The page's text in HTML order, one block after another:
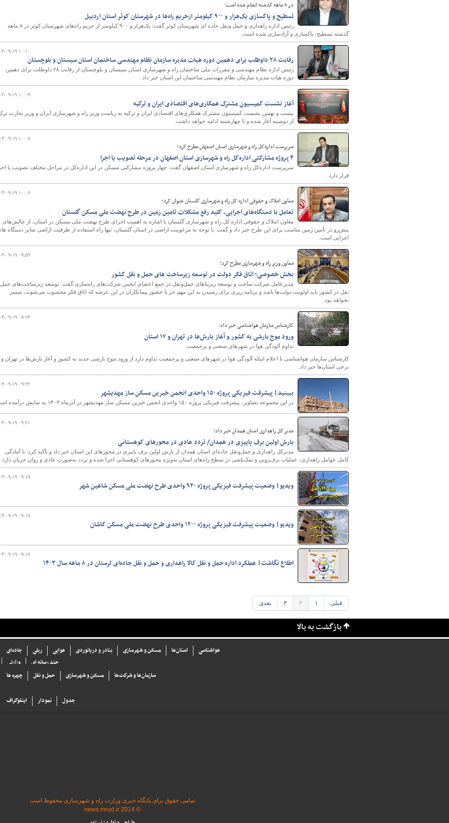
در ۸ ماهه گذشته انجام شده است:
تسطیح و پاکسازی یک‌هزار و ۹۰۰ کیلومتر ازحریم راه‌ها در شهرستان کوثر استان اردبیل
رئیس اداره راهداری و حمل ونقل جاده ای شهرستان کوثر گفت: یک‌هزار و ۹۰۰ کیلومتر از حریم راه‌های شهرستان کوثر در ۸ ماهه
گذشته تسطیح، پاکسازی و آزادسازی شده است.
۱۴۰۳-۰۹-۱۹
رقابت ۲۸ داوطلب برای دهمین دوره هیات مدیره سازمان نظام مهندسی ساختمان استان سیستان و بلوچستان
رئیس اداره نظام مهندسی و مقررات ملی ساختمان راه و شهرسازی استان سیستان و بلوچستان از رقابت ۲۸ داوطلب برای دهمین
دوره هیات مدیره سازمان نظام مهندسی ساختمان این استان خبر داد.
۱۴۰۳-۰۹-۱۹
آغاز نشست کمیسیون مشترک همکاری‌های اقتصادی ایران و ترکیه
بیست و نهمین نشست کمیسیون مشترک همکاری‌های اقتصادی ایران و ترکیه به ریاست وزیر راه و شهرسازی ایران و وزیر تجارت
از دوشنبه آغاز شده و تا چهارشنبه ادامه خواهد داشت.
۱۴۰۳-۰۹-۱۹
سرپرست اداره‌کل راه و شهرسازی استان اصفهان مطرح کرد؛
۴ پروژه مشارکتی اداره‌کل راه و شهرسازی استان اصفهان در مرحله تصویب یا اجرا
سرپرست اداره‌کل راه و شهرسازی استان اصفهان گفت: چهار پروژه مشارکتی مسکن در این اداره‌کل در مراحل مختلف تصویب یا
قرار دارد.
۱۴۰۳-۰۹-۱۹
معاون املاک و حقوقی اداره کل راه و شهرسازی گلستان عنوان کرد؛
تعامل با دستگاه‌های اجرایی، کلید رفع مشکلات تامین زمین در طرح نهضت ملی مسکن گلستان
معاون املاک و حقوقی اداره کل راه و شهرسازی گلستان با اشاره به اهمیت اجرای طرح نهضت ملی مسکن در استان، از چالش‌های
پیش‌رو در تأمین زمین مناسب برای این طرح خبر داد و گفت: با توجه به مرغوبیت اراضی در استان گلستان، تنها راه استفاده از ظرفیت اراضی سایر دستگاه
اجرایی است.
۱۴۰۳-۰۹-۱۹
معاون وزیر راه و شهرسازی مطرح کرد؛
بخش خصوصی؛ اتاق فکر دولت در توسعه زیرساخت های حمل و نقل کشور
مدیرعامل شرکت ساخت و توسعه زیربناهای حمل‌ونقل در جمع اعضای انجمن شرکت‌های راه‌سازی گفت: توسعه زیرساخت‌های حمل
نقل در کشور باید اولویت دولت‌ها باشد و برنامه ریزی برای رسیدن به این مهم جز با حضور پیمانکاران در این عرصه که اتاق فکر محسوب می‌شوند، میسر
نخواهد بود.
۱۴۰۳-۰۹-۱۹
کارشناس سازمان هواشناسی خبر داد:
ورود موج بارشی به کشور و آغاز بارش‌ها در تهران و ۱۷ استان
تداوم آلودگی هوا در شهرهای صنعتی و پرجمعیت
کارشناس سازمان هواشناسی با اعلام اینکه آلودگی هوا در شهرهای صنعتی و پرجمعیت تداوم دارد از ورود موج بارشی جدید به کشور و آغاز بارش‌ها در تهران و
برخی استان‌ها خبر داد.
۱۴۰۳-۰۹-۱۹
ببینید| پیشرفت فیزیکی پروژه ۱۵۰ واحدی انجمن خیرین مسکن ساز مهدیشهر
در این مجموعه تصاویر، پیشرفت فیزیکی پروژه ۱۵۰ واحدی انجمن خیرین مسکن ساز مهدیشهر در آذرماه ۱۴۰۳ به نمایش درآمده است.
۱۴۰۳-۰۹-۱۹
مدیر کل راهداری استان همدان خبر داد؛
بارش اولین برف پاییزی در همدان/ تردد عادی در محورهای کوهستانی
مدیرکل راهداری و حمل‌ونقل جاده‌ای استان همدان از بارش اولین برف پاییزی در محورهای این استان خبر داد و تأکید کرد: با آمادگی
کامل عوامل راهداری، عملیات برف‌روبی و نمک‌پاشی در سطح راه‌های استان به‌ویژه محورهای کوهستانی اجرا شده و تردد به‌صورت عادی و روان جریان دارد.
۱۴۰۳-۰۹-۱۹
ویدیو| وضعیت پیشرفت فیزیکی پروژه ۹۲۰ واحدی طرح نهضت ملی مسکن شاهین شهر
۱۴۰۳-۰۹-۱۹
ویدیو| وضعیت پیشرفت فیزیکی پروژه ۱۲۰۰ واحدی طرح نهضت ملی مسکن کاشان
۱۴۰۳-۰۹-۱۹
اطلاع نگاشت| عملکرد اداره حمل و نقل کالا راهداری و حمل و نقل جاده‌ای لرستان در ۸ ماهه سال ۱۴۰۳
قبلی ۱ ۲ ۳ بعدی
بازگشت به بالا
جاده‌ای ریلی هوایی بنادر و دریانوردی مسکن و شهرسازی استان‌ها
هواشناسی
وزارتی
چند رسانه ای
چهره ها حمل و نقل مسکن و شهرسازی سازما‌ن‌ها و شركت‌ها
اینفوگراف نمودار جدول
تمامی حقوق برای پایگاه خبری وزارت راه و شهرسازی محفوظ است
© 2014 news.mrud.ir